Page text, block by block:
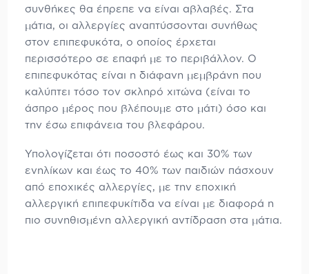
συνθήκες θα έπρεπε να είναι αβλαβές. Στα
μάτια, οι αλλεργίες αναπτύσσονται συνήθως
στον επιπεφυκότα, ο οποίος έρχεται
περισσότερο σε επαφή με το περιβάλλον. Ο
επιπεφυκότας είναι η διάφανη μεμβράνη που
καλύπτει τόσο τον σκληρό χιτώνα (είναι το
άσπρο μέρος που βλέπουμε στο μάτι) όσο και
την έσω επιφάνεια του βλεφάρου.
Υπολογίζεται ότι ποσοστό έως και 30% των
ενηλίκων και έως το 40% των παιδιών πάσχουν
από εποχικές αλλεργίες, με την εποχική
αλλεργική επιπεφυκίτιδα να είναι με διαφορά η
πιο συνηθισμένη αλλεργική αντίδραση στα μάτια.